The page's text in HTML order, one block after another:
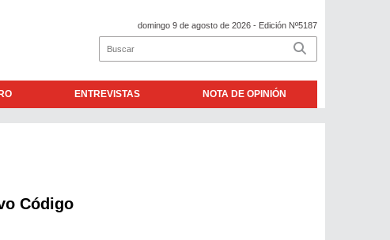
domingo 9 de agosto de 2026 - Edición Nº5187
ENTREVISTAS NOTA DE OPINIÓN
Código